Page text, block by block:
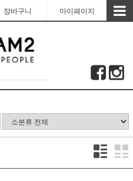
장바구니 마이페이지